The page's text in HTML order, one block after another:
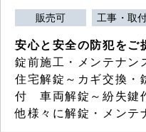
販売可 工事・取
安心と安全の防犯をご
錠前施工・メンテナン
住宅解錠～カギ交換・
付 車両解錠～紛失鍵
他様々に解錠・メンテ